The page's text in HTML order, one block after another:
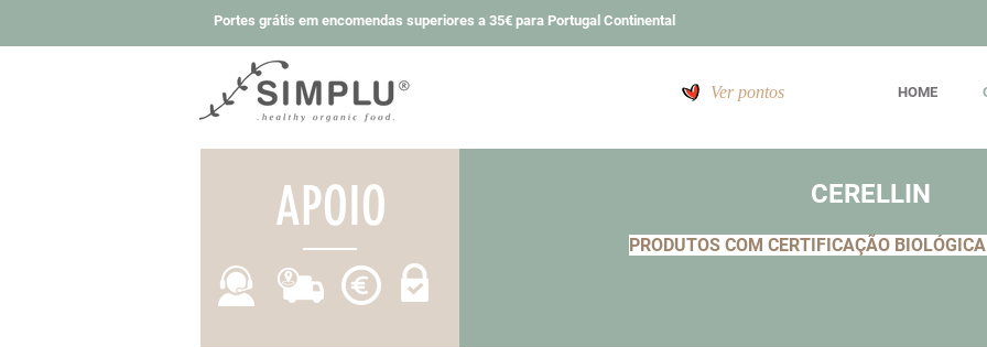
Portes grátis em encomendas superiores a 35€ para Portugal Continental
Ver pontos HOME
APOIO CERELLIN
PRODUTOS COM CERTIFICAÇÃO